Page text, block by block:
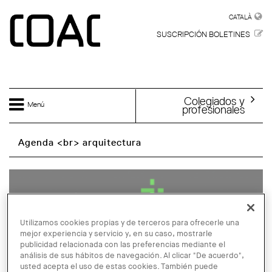
CATALÀ
SUSCRIPCIÓN BOLETINES
Menú Colegiados y
profesionales
Agenda <br> arquitectura
Utilizamos cookies propias y de terceros para ofrecerle una
mejor experiencia y servicio y, en su caso, mostrarle
publicidad relacionada con las preferencias mediante el
análisis de sus hábitos de navegación. Al clicar "De acuerdo",
usted acepta el uso de estas cookies. También puede